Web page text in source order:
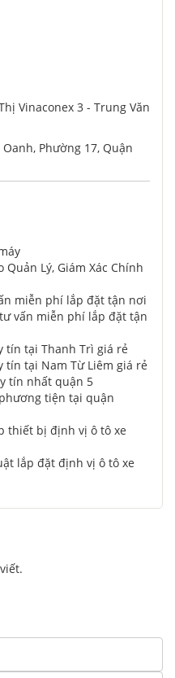
Vinaconex 3 - Trung Văn
Phường 17, Quận
Quản Lý, Giám Xác Chính
miễn phí lắp đặt tận nơi
vấn miễn phí lắp đặt tận
tín tại Thanh Trì giá rẻ
tại Nam Từ Liêm giá rẻ
tín nhất quận 5
tiện tại quận
thiết bị định vị ô tô xe
lắp đặt định vị ô tô xe